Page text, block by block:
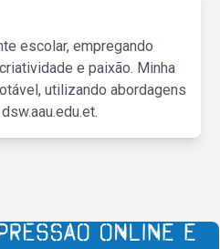
escolar, empregando
e paixão. Minha
utilizando abordagens